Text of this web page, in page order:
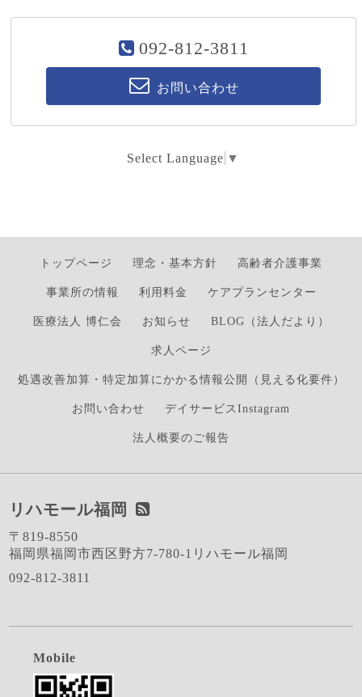
092-812-3811
お問い合わせ
Select Language ▼
トップページ 理念・基本方針 高齢者介護事業
事業所の情報 利用料金 ケアプランセンター
医療法人 博仁会 お知らせ BLOG（法人だより）
求人ページ
処遇改善加算・特定加算にかかる情報公開（見える化要件）
お問い合わせ デイサービスInstagram
法人概要のご報告
リハモール福岡
〒819-8550
福岡県福岡市西区野方7-780-1リハモール福岡
092-812-3811
Mobile